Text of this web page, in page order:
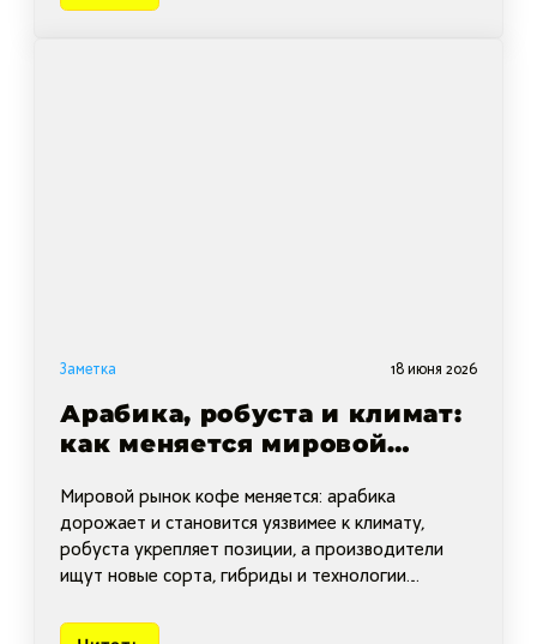
Заметка 18 июня 2026
Арабика, робуста и климат:
как меняется мировой
Мировой рынок кофе меняется: арабика
дорожает и становится уязвимее к климату,
робуста укрепляет позиции, а производители
ищут новые сорта, гибриды и технологии.
выбор кофе.